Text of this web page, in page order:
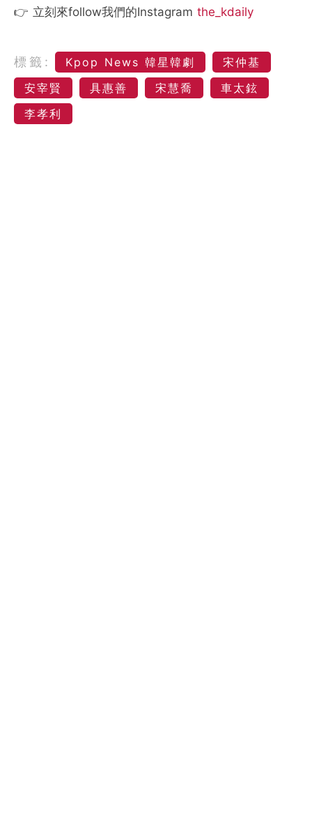
👉 立刻來follow我們的Instagram the_kdaily
標籤: Kpop News 韓星韓劇
宋仲基
安宰賢
具惠善 宋慧喬
車太鉉
李孝利